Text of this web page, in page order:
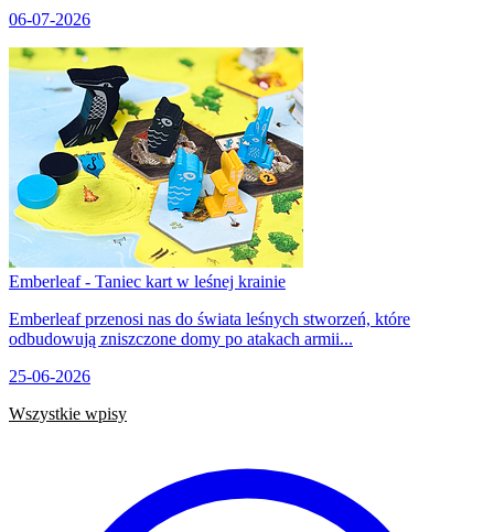
06-07-2026
Emberleaf - Taniec kart w leśnej krainie
Emberleaf przenosi nas do świata leśnych stworzeń, które
odbudowują zniszczone domy po atakach armii...
25-06-2026
Wszystkie wpisy